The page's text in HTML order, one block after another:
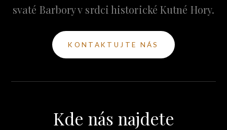
svaté Barbory v srdci historické Kutné Hory.
KONTAKTUJTE NÁS
Kde nás najdete